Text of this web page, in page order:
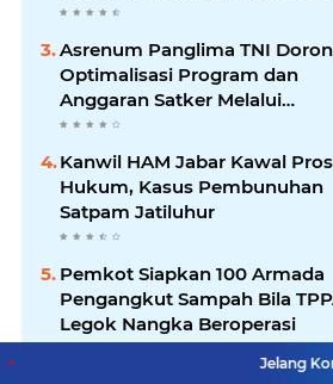
Asrenum Panglima TNI
Optimalisasi Program dan
Anggaran Satker Melalui
Evaluasi Kinerja
Kanwil HAM Jabar Kawal
Hukum, Kasus Pembunuhan
Satpam Jatiluhur
Pemkot Siapkan 100 Armada
Pengangkut Sampah Bila
Legok Nangka Beroperasi
Jelang Konferprov PWI